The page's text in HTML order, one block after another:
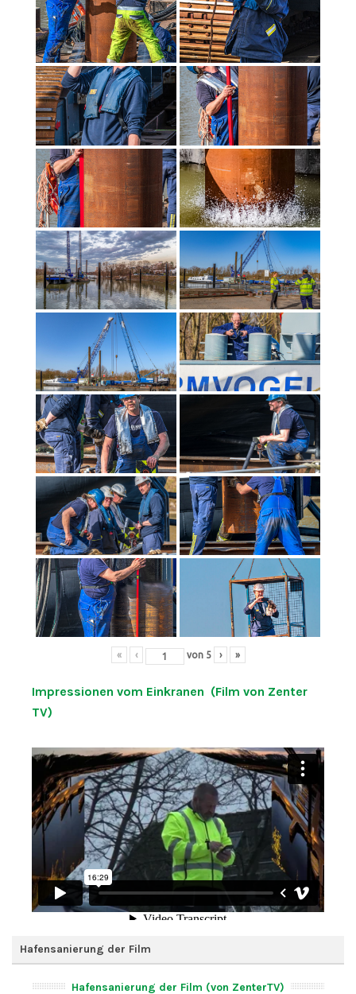
« ‹ von 5 › »
Impressionen vom Einkranen (Film von Zenter
TV)
Hafensanierung der Film
Hafensanierung der Film (von ZenterTV)